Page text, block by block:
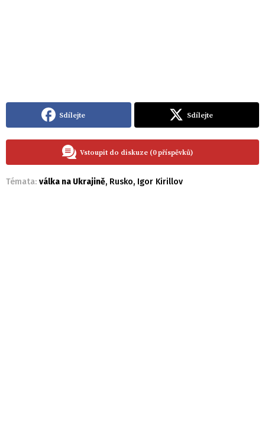
Sdílejte Sdílejte
Vstoupit do diskuze (0 příspěvků)
Témata: válka na Ukrajině, Rusko, Igor Kirillov